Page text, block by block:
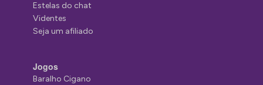
Estelas do chat
Videntes
Seja um afiliado
Jogos
Baralho Cigano